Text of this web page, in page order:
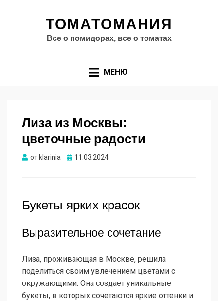
ТОМАТОМАНИЯ
Все о помидорах, все о томатах
МЕНЮ
Лиза из Москвы:
цветочные радости
от klarinia Опубликовано
11.03.2024
Букеты ярких красок
Выразительное сочетание
Лиза, проживающая в Москве, решила
поделиться своим увлечением цветами с
окружающими. Она создает уникальные
букеты, в которых сочетаются яркие оттенки и